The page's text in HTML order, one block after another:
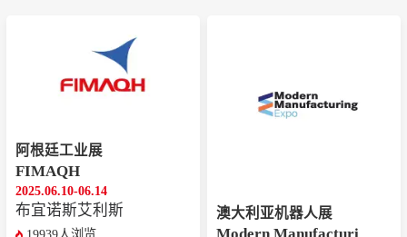
阿根廷工业展
FIMAQH
2025.06.10-06.14
布宜诺斯艾利斯 澳大利亚机器人展